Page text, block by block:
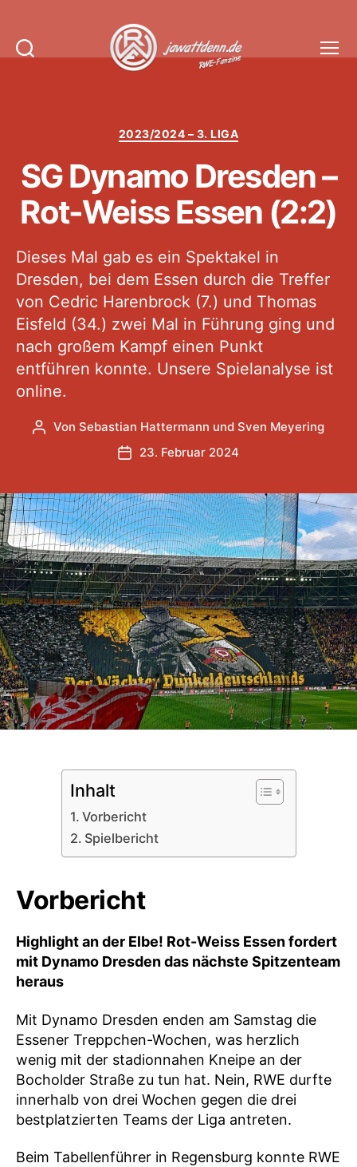
Kategorien
2023/2024 – 3. LIGA
SG Dynamo Dresden –
Rot-Weiss Essen (2:2)
Dieses Mal gab es ein Spektakel in
Dresden, bei dem Essen durch die Treffer
von Cedric Harenbrock (7.) und Thomas
Eisfeld (34.) zwei Mal in Führung ging und
nach großem Kampf einen Punkt
entführen konnte. Unsere Spielanalyse ist
online.
Beitragsautor
Von Sebastian Hattermann und Sven Meyering
Veröffentlichungsdatum
23. Februar 2024
Inhalt
Vorbericht
Spielbericht
Vorbericht
Highlight an der Elbe! Rot-Weiss Essen fordert
mit Dynamo Dresden das nächste Spitzenteam
heraus
Mit Dynamo Dresden enden am Samstag die
Essener Treppchen-Wochen, was herzlich
wenig mit der stadionnahen Kneipe an der
Bocholder Straße zu tun hat. Nein, RWE durfte
innerhalb von drei Wochen gegen die drei
bestplatzierten Teams der Liga antreten.
Beim Tabellenführer in Regensburg konnte RWE